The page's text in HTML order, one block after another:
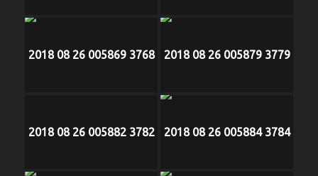
2018 08 26 005869 3768 2018 08 26 005879 3779
2018 08 26 005882 3782 2018 08 26 005884 3784